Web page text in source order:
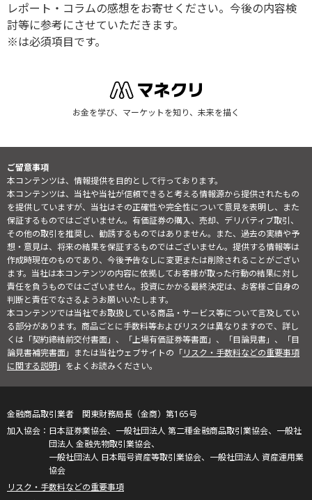
レポート・コラムの感想をお寄せください。今後の内容検
討等に参考にさせていただきます。
※は必須項目です。
お金を学び、マーケットを知り、未来を描く
ご留意事項
本コンテンツは、情報提供を目的として行っております。
本コンテンツは、当社や当社が信頼できると考える情報源から提供されたもの
を提供していますが、当社はその正確性や完全性について意見を表明し、また
保証するものではございません。有価証券の購入、売却、デリバティブ取引、
その他の取引を推奨し、勧誘するものではありません。また、過去の実績や予
想・意見は、将来の結果を保証するものではございません。提供する情報等は
作成時現在のものであり、今後予告なしに変更または削除されることがござい
ます。当社は本コンテンツの内容に依拠してお客様が取った行動の結果に対し
責任を負うものではございません。投資にかかる最終決定は、お客様ご自身の
判断と責任でなさるようお願いいたします。
本コンテンツでは当社でお取扱している商品・サービス等について言及してい
る部分があります。商品ごとに手数料等およびリスクは異なりますので、詳し
くは「契約締結前交付書面」、「上場有価証券等書面」、「目論見書」、「目
論見書補完書面」または当社ウェブサイトの「リスク・手数料などの重要事項
に関する説明」をよくお読みください。
金融商品取引業者 関東財務局長（金商）第165号
日本証券業協会、一般社団法人 第二種金融商品取引業協会、一般社
団法人 金融先物取引業協会、
一般社団法人 日本暗号資産等取引業協会、一般社団法人 資産運用業
協会
リスク・手数料などの重要事項